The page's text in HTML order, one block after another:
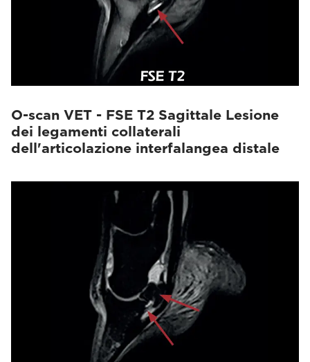
O-scan VET - FSE T2 Sagittale Lesione
dei legamenti collaterali
dell'articolazione interfalangea distale